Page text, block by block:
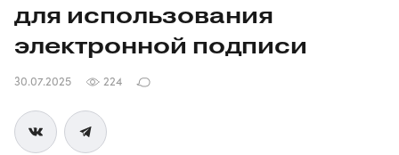
для использования
электронной подписи
30.07.2025 224